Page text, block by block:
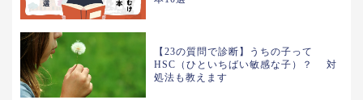
【23の質問で診断】うちの子って
HSC（ひといちばい敏感な子）？ 対
処法も教えます